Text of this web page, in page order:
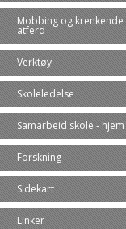
Mobbing og krenkende
atferd
Verktøy
Skoleledelse
Samarbeid skole - hjem
Forskning
Sidekart
Linker